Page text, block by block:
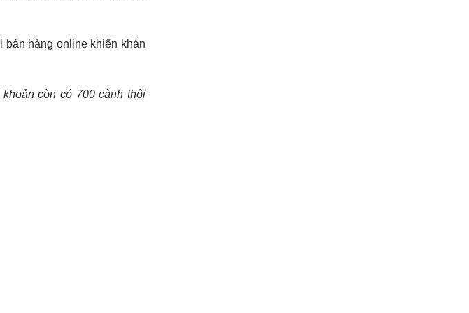
hàng online khiến khán
còn có 700 cành thôi